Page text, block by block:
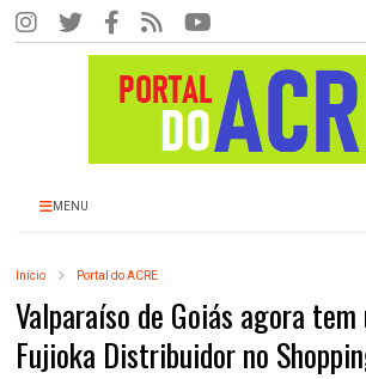
MENU
Início Portal do ACRE
Valparaíso de Goiás agora
Fujioka Distribuidor no